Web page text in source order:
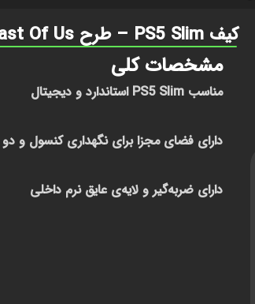
کیف PS5 Slim – طرح The Last Of Us
مشخصات کلی
مناسب PS5 Slim استاندارد و دیجیتال
دارای فضای مجزا برای نگهداری کنسول و
دارای ضربه‌گیر و لایه‌ی عایق نرم داخلی